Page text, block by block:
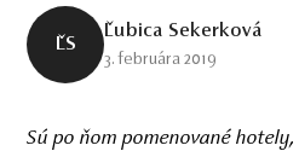
ĽS
Ľubica Sekerková
3. februára 2019
Sú po ňom pomenované